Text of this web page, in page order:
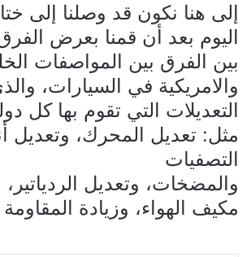
إلى هنا نكون قد وصلنا إلى
اليوم بعد أن قمنا بعرض
بين الفرق بين المواصفات
والامريكية في السيارات،
التعديلات التي تقوم بها كل
مثل: تعديل المحرك، وتعديل
التصفيات
والمضخات، وتعديل
مكيف الهواء، وزيادة